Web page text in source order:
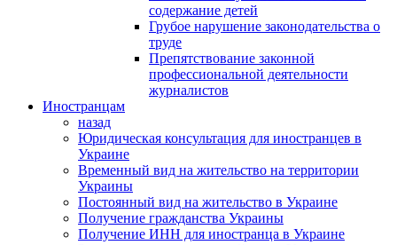
содержание детей
Грубое нарушение законодательства о
труде
Препятствование законной
профессиональной деятельности
журналистов
Иностранцам
назад
Юридическая консультация для иностранцев в
Украине
Временный вид на жительство на территории
Украины
Постоянный вид на жительство в Украине
Получение гражданства Украины
Получение ИНН для иностранца в Украине